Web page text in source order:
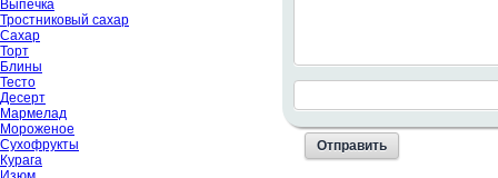
Выпечка
Тростниковый сахар
Сахар
Торт
Блины
Тесто
Десерт
Мармелад
Мороженое
Сухофрукты
Курага